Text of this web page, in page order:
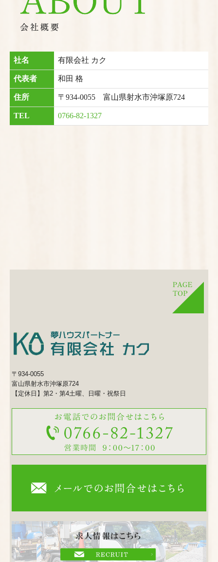
社名 有限会社 カク
代表者 和田 格
住所 〒934-0055 富山県射水市沖塚原724
TEL 0766-82-1327
〒934-0055
富山県射水市沖塚原724
【定休日】第2・第4土曜、日曜・祝祭日